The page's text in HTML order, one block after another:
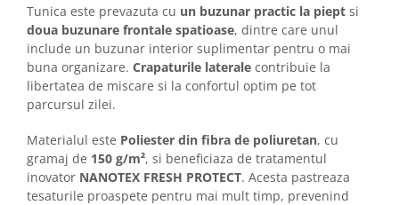
Tunica este prevazuta cu un buzunar practic la piept si
doua buzunare frontale spatioase, dintre care unul
include un buzunar interior suplimentar pentru o mai
buna organizare. Crapaturile laterale contribuie la
libertatea de miscare si la confortul optim pe tot
parcursul zilei.
Materialul este Poliester din fibra de poliuretan, cu
gramaj de 150 g/m², si beneficiaza de tratamentul
inovator NANOTEX FRESH PROTECT. Acesta pastreaza
tesaturile proaspete pentru mai mult timp, prevenind